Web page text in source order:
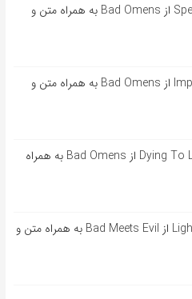
آهنگ انگلیسی Specter از Bad Omens به همراه متن و
آهنگ انگلیسی Impose از Bad Omens به همراه متن و
آهنگ انگلیسی Dying To Love از Bad Omens به همراه
آهنگ انگلیسی Lighters از Bad Meets Evil به همراه متن و